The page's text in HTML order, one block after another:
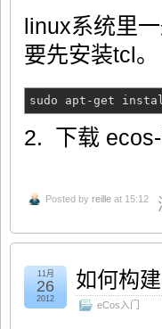
linux系统里
要先安装tcl。
sudo apt-get
2. 下载
Posted by reille at 15:12
如何构
eCos入门
11月
26
2012